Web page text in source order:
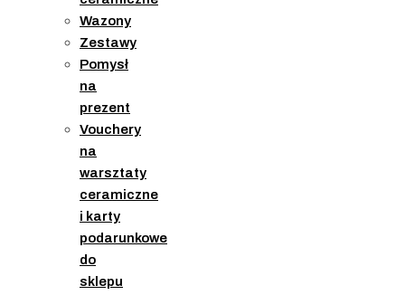
Wazony
Zestawy
Pomysł
na
prezent
Vouchery
na
warsztaty
ceramiczne
i karty
podarunkowe
do
sklepu